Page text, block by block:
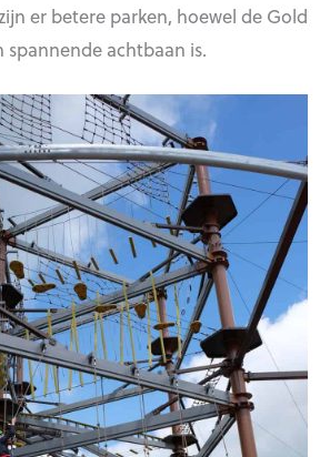
er betere parken, hoewel de Gold
spannende achtbaan is.